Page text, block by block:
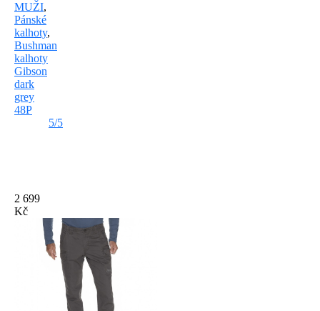
MUŽI,
Pánské
kalhoty,
Bushman
kalhoty
Gibson
dark
grey
48P
5/5
2 699
Kč